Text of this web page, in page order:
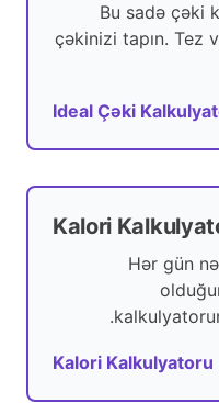
Bu sadə çəki
çəkinizi tapın. Tez
Ideal Çəki
Kalori
Hər gün
Kalori Kalkulyatoru